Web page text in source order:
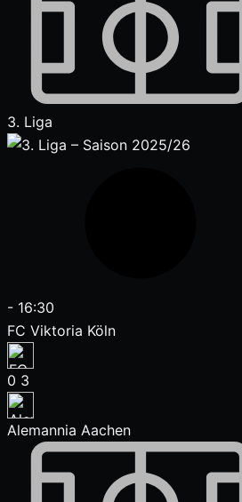
3. Liga
- 16:30
FC Viktoria Köln
0 3
Alemannia Aachen